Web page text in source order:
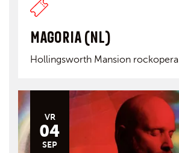
MAGORIA (NL)
Hollingsworth Mansion rockopera
VR
04
SEP